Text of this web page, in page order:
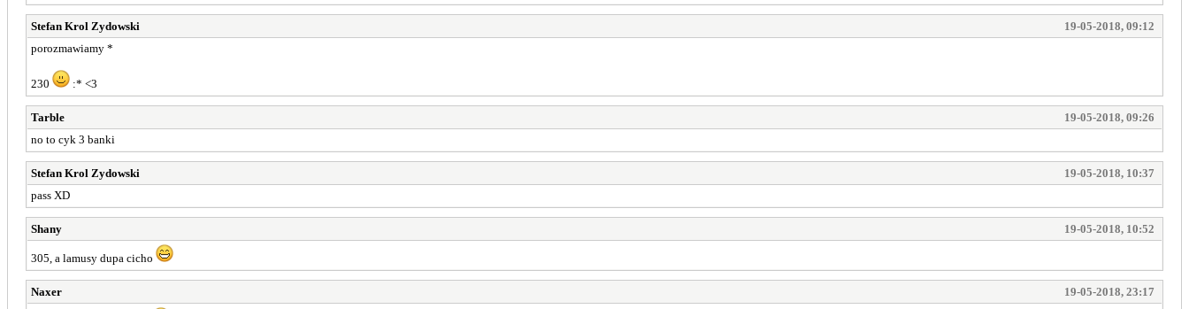
Stefan Krol Zydowski
19-05-2018, 09:12
porozmawiamy *
230 :* <3
Tarble
19-05-2018, 09:26
no to cyk 3 banki
Stefan Krol Zydowski
19-05-2018, 10:37
pass XD
Shany 19-05-2018, 10:52
305, a lamusy dupa cicho
Naxer 19-05-2018, 23:17